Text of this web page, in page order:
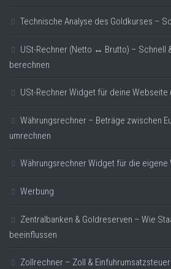
Technische Analyse des Goldkurses –
USt-Rechner (Netto ↔ Brutto) – Schnell
berechnen
USt-Rechner Widget für deine
Währungsrechner – Beträge zwischen
umrechnen
Währungsrechner Widget für die
Werbung
Zentralbanken & Goldreserven – Wie
beeinflussen
Zollrechner – Zoll &